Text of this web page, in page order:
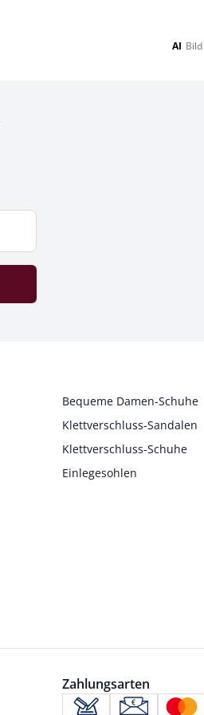
AI
Bequeme Damen-Schuhe
Klettverschluss-Sandalen
Klettverschluss-Schuhe
Einlegesohlen
Zahlungsarten